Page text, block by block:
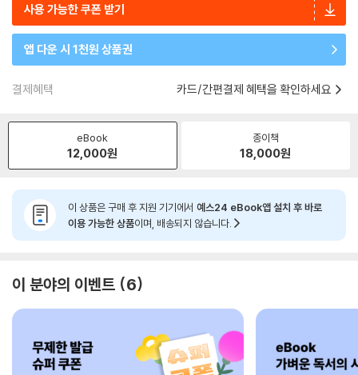
사용 가능한 쿠폰 받기
앱 다운 시 1천원 상품권
결제혜택 카드/간편결제 혜택을 확인하세요
eBook
12,000원
종이책
18,000원
이 상품은 구매 후 지원 기기에서 예스24 eBook앱 설치 후 바로
이용 가능한 상품이며, 배송되지 않습니다.
이 분야의 이벤트 6